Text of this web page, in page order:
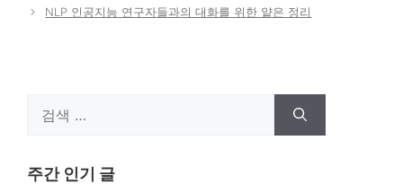
NLP 인공지능 연구자들과의 대화를 위한 얕은 정리
주간 인기 글